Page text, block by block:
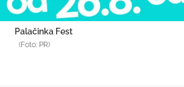
Palačinka Fest
(Foto: PR)